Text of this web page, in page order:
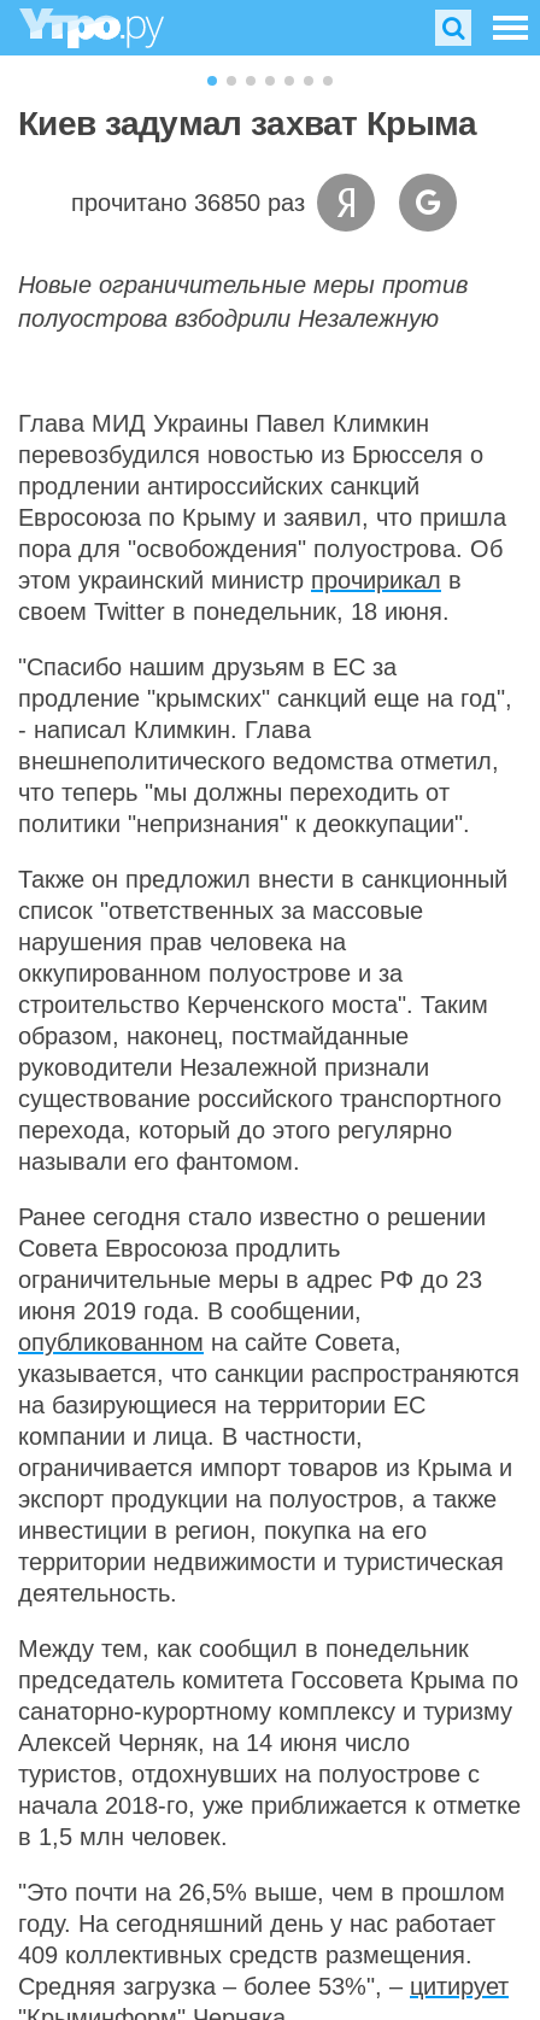
Киев задумал захват Крыма
прочитано 36850 раз
Новые ограничительные меры против
полуострова взбодрили Незалежную
Глава МИД Украины Павел Климкин
перевозбудился новостью из Брюсселя о
продлении антироссийских санкций
Евросоюза по Крыму и заявил, что пришла
пора для "освобождения" полуострова. Об
этом украинский министр прочирикал в
своем Twitter в понедельник, 18 июня.
"Спасибо нашим друзьям в ЕС за
продление "крымских" санкций еще на год",
- написал Климкин. Глава
внешнеполитического ведомства отметил,
что теперь "мы должны переходить от
политики "непризнания" к деоккупации".
Также он предложил внести в санкционный
список "ответственных за массовые
нарушения прав человека на
оккупированном полуострове и за
строительство Керченского моста". Таким
образом, наконец, постмайданные
руководители Незалежной признали
существование российского транспортного
перехода, который до этого регулярно
называли его фантомом.
Ранее сегодня стало известно о решении
Совета Евросоюза продлить
ограничительные меры в адрес РФ до 23
июня 2019 года. В сообщении,
опубликованном на сайте Совета,
указывается, что санкции распространяются
на базирующиеся на территории ЕС
компании и лица. В частности,
ограничивается импорт товаров из Крыма и
экспорт продукции на полуостров, а также
инвестиции в регион, покупка на его
территории недвижимости и туристическая
деятельность.
Между тем, как сообщил в понедельник
председатель комитета Госсовета Крыма по
санаторно-курортному комплексу и туризму
Алексей Черняк, на 14 июня число
туристов, отдохнувших на полуострове с
начала 2018-го, уже приближается к отметке
в 1,5 млн человек.
"Это почти на 26,5% выше, чем в прошлом
году. На сегодняшний день у нас работает
409 коллективных средств размещения.
Средняя загрузка – более 53%", – цитирует